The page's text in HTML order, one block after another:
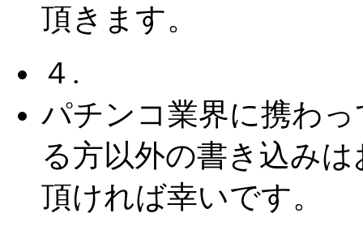
頂きます。
４.
パチンコ業界に携わっ
る方以外の書き込みは
頂ければ幸いです。